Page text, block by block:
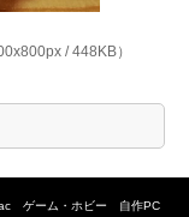
/ 448KB）
ゲーム・ホビー 自作PC